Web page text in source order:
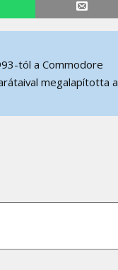
tól a Commodore
megalapította a